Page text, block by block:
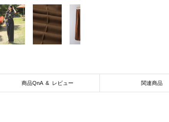
商品QnA & レビュー 関連商品